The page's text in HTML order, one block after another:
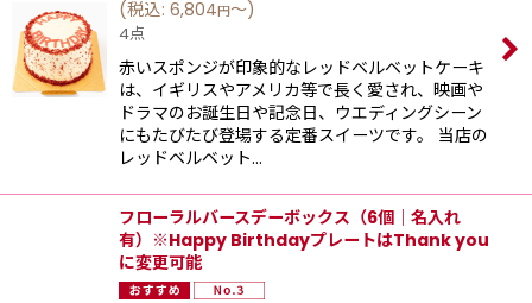
(税込: 6,804円～)
4点
赤いスポンジが印象的なレッドベルベットケーキ
は、イギリスやアメリカ等で長く愛され、映画や
ドラマのお誕生日や記念日、ウエディングシーン
にもたびたび登場する定番スイーツです。 当店の
レッドベルベット…
フローラルバースデーボックス（6個｜名入れ
有）※Happy BirthdayプレートはThank you
に変更可能